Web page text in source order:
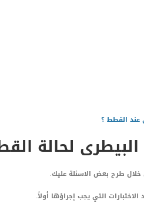
القطط ؟
لحالة
طرح بعض الاسئلة عليك.
التي يجب إجراؤها أولاً.